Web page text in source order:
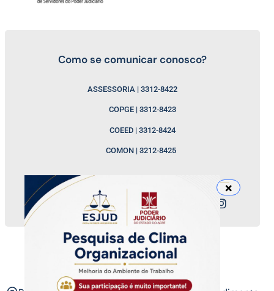
Como se comunicar conosco?
ASSESSORIA | 3312-8422
COPGE | 3312-8423
COEED | 3312-8424
COMON | 3212-8425
Nossos canais
ESJUD